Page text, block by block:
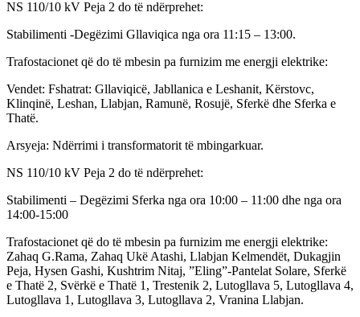
NS 110/10 kV Peja 2 do të ndërprehet:
Stabilimenti -Degëzimi Gllaviqica nga ora 11:15 – 13:00.
Trafostacionet që do të mbesin pa furnizim me energji elektrike:
Vendet: Fshatrat: Gllaviqicë, Jabllanica e Leshanit, Kërstovc,
Klinqinë, Leshan, Llabjan, Ramunë, Rosujë, Sferkë dhe Sferka e
Thatë.
Arsyeja: Ndërrimi i transformatorit të mbingarkuar.
NS 110/10 kV Peja 2 do të ndërprehet:
Stabilimenti – Degëzimi Sferka nga ora 10:00 – 11:00 dhe nga ora
14:00-15:00
Trafostacionet që do të mbesin pa furnizim me energji elektrike:
Zahaq G.Rama, Zahaq Ukë Atashi, Llabjan Kelmendët, Dukagjin
Peja, Hysen Gashi, Kushtrim Nitaj, ”Eling”-Pantelat Solare, Sferkë
e Thatë 2, Svërkë e Thatë 1, Trestenik 2, Lutogllava 5, Lutogllava 4,
Lutogllava 1, Lutogllava 3, Lutogllava 2, Vranina Llabjan.